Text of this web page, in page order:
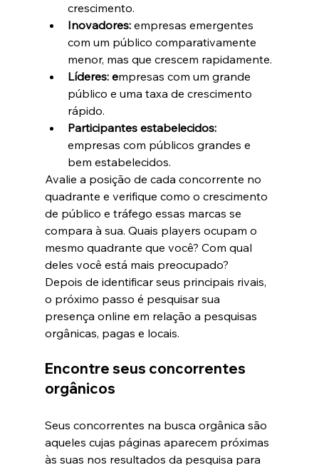
crescimento.
Inovadores: empresas emergentes
com um público comparativamente
menor, mas que crescem rapidamente.
Líderes: empresas com um grande
público e uma taxa de crescimento
rápido.
Participantes estabelecidos:
empresas com públicos grandes e
bem estabelecidos.
Avalie a posição de cada concorrente no
quadrante e verifique como o crescimento
de público e tráfego essas marcas se
compara à sua. Quais players ocupam o
mesmo quadrante que você? Com qual
deles você está mais preocupado?
Depois de identificar seus principais rivais,
o próximo passo é pesquisar sua
presença online em relação a pesquisas
orgânicas, pagas e locais.
Encontre seus concorrentes
orgânicos
Seus concorrentes na busca orgânica são
aqueles cujas páginas aparecem próximas
às suas nos resultados da pesquisa para